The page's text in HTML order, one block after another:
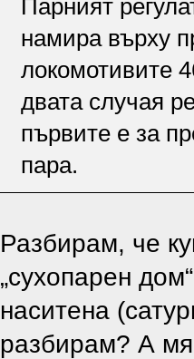
Парният
намира върху
локомотивите
двата случая
първите е за
пара.
Разбирам, че
„сухопарен
наситена
разбирам? А